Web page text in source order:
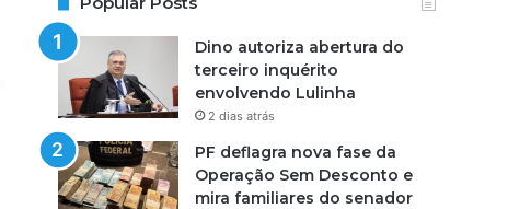
Dino autoriza abertura do
terceiro inquérito
envolvendo Lulinha
2 dias atrás
PF deflagra nova fase da
Operação Sem Desconto e
mira familiares do senador